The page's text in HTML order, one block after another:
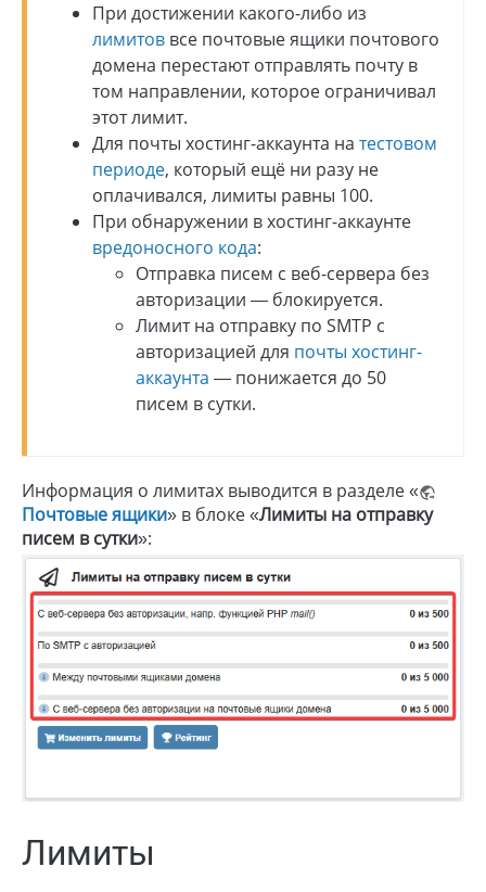
При достижении какого-либо из
лимитов все почтовые ящики почтового
домена перестают отправлять почту в
том направлении, которое ограничивал
этот лимит.
Для почты хостинг-аккаунта на тестовом
периоде, который ещё ни разу не
оплачивался, лимиты равны 100.
При обнаружении в хостинг-аккаунте
вредоносного кода:
Отправка писем с веб-сервера без
авторизации — блокируется.
Лимит на отправку по SMTP с
авторизацией для почты хостинг-
аккаунта — понижается до 50
писем в сутки.
Информация о лимитах выводится в разделе «
Почтовые ящики» в блоке «Лимиты на отправку
писем в сутки»:
Лимиты